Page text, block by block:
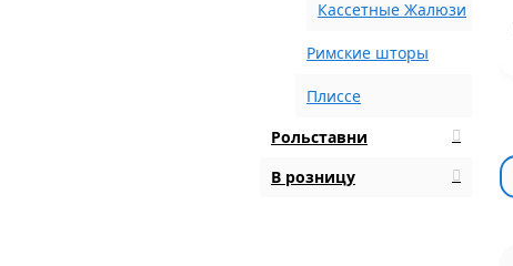
Кассетные Жалюзи
Римские шторы
Плиссе
Рольставни
В розницу